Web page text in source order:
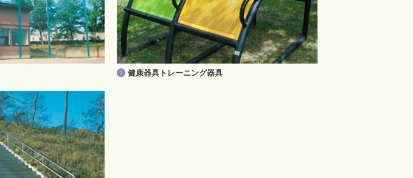
健康器具トレーニング器具